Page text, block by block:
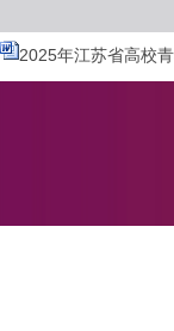
2025年江苏省高校